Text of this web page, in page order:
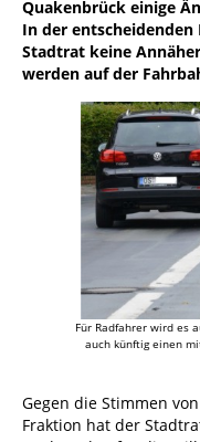
Quakenbrück einige
In der entscheidenden
Stadtrat keine
werden auf der
Für Radfahrer wird es
auch künftig einen
Gegen die Stimmen
Fraktion hat der